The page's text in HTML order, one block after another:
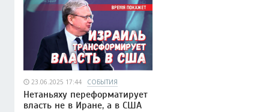
23.06.2025 17:44 СОБЫТИЯ
Нетаньяху переформатирует
власть не в Иране, а в США